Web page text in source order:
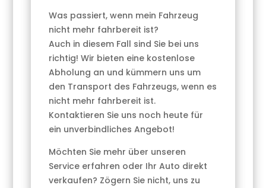
Was passiert, wenn mein Fahrzeug
nicht mehr fahrbereit ist?
Auch in diesem Fall sind Sie bei uns
richtig! Wir bieten eine kostenlose
Abholung an und kümmern uns um
den Transport des Fahrzeugs, wenn es
nicht mehr fahrbereit ist.
Kontaktieren Sie uns noch heute für
ein unverbindliches Angebot!
Möchten Sie mehr über unseren
Service erfahren oder Ihr Auto direkt
verkaufen? Zögern Sie nicht, uns zu